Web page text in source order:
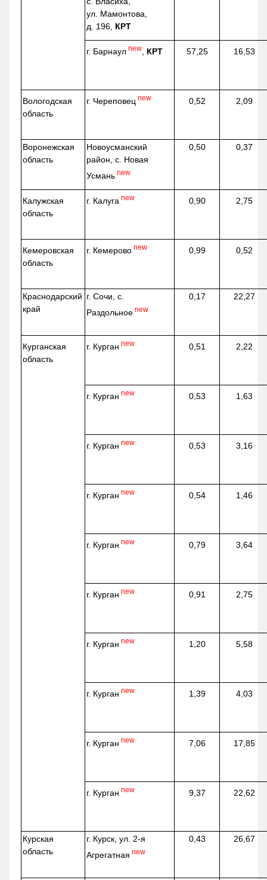
ул. Мамонтова,
д. 196, КРТ
г. Барнаул new КРТ 57,25 16,53
Вологодская
область
г. Череповец new 0,52 2,09
Воронежская
область
Новоусманский
район, с. Новая
Усмань new
0,50 0,37
Калужская
область
г. Калуга new 0,90 2,75
Кемеровская
область
г. Кемерово new 0,99 0,52
Краснодарский
край
г. Сочи, с.
Раздольное new
0,17 22,27
Курганская
область
г. Курган new 0,51 2,22
г. Курган new 0,53 1,63
г. Курган new 0,53 3,16
г. Курган new 0,54 1,46
г. Курган new 0,79 3,64
г. Курган new 0,91 2,75
г. Курган new 1,20 5,58
г. Курган new 1,39 4,03
г. Курган new 7,06 17,85
г. Курган new 9,37 22,62
Курская
область
г. Курск, ул. 2-я
Агрегатная new
0,43 26,67